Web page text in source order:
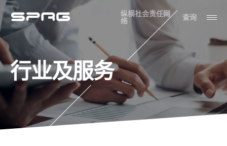
纵横社会责任网
络 查询
行业及服务